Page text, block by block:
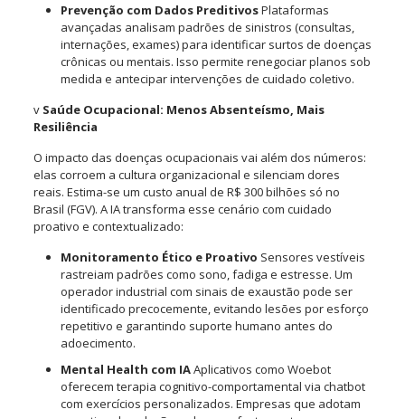
Prevenção com Dados PreditivosPlataformas
avançadas analisam padrões de sinistros (consultas,
internações, exames) para identificar surtos de doenças
crônicas ou mentais. Isso permite renegociar planos sob
medida e antecipar intervenções de cuidado coletivo.
v Saúde Ocupacional: Menos Absenteísmo, Mais
Resiliência
O impacto das doenças ocupacionais vai além dos números:
elas corroem a cultura organizacional e silenciam dores
reais. Estima-se um custo anual de R$ 300 bilhões só no
Brasil (FGV). A IA transforma esse cenário com cuidado
proativo e contextualizado:
Monitoramento Ético e Proativo Sensores vestíveis
rastreiam padrões como sono, fadiga e estresse. Um
operador industrial com sinais de exaustão pode ser
identificado precocemente, evitando lesões por esforço
repetitivo e garantindo suporte humano antes do
adoecimento.
Mental Health com IAAplicativos como Woebot
oferecem terapia cognitivo-comportamental via chatbot
com exercícios personalizados. Empresas que adotam